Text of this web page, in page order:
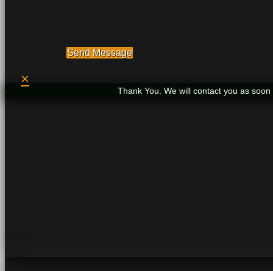
Send Message
×
Thank You. We will contact you as